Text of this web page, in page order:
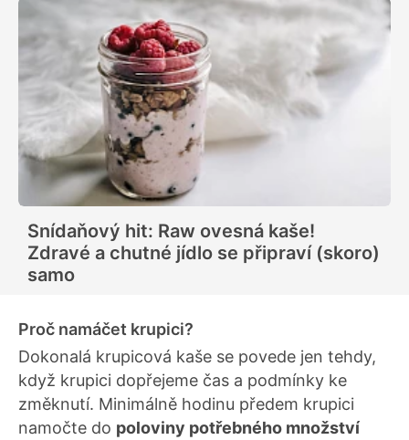
Snídaňový hit: Raw ovesná kaše!
Zdravé a chutné jídlo se připraví (skoro)
samo
Proč namáčet krupici?
Dokonalá krupicová kaše se povede jen tehdy,
když krupici dopřejeme čas a podmínky ke
změknutí. Minimálně hodinu předem krupici
namočte do poloviny potřebného množství